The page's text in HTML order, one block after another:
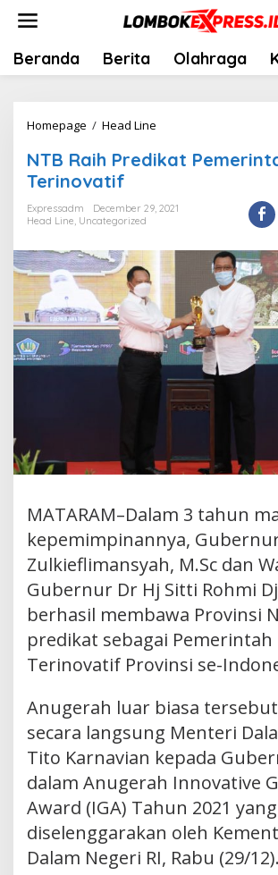
Skip
content
Beranda Berita Olahraga
Homepage / Head Line
Predikat
Daerah
NTB Raih Predikat
Terinovatif
Expressadm
December 29, 2021
Head Line, Uncategorized
MATARAM–Dalam 3 tahun
kepemimpinannya,
Zulkieflimansyah, M.Sc dan
Gubernur Dr Hj Sitti Rohmi
berhasil membawa Provinsi
predikat sebagai Pemerintah
Terinovatif Provinsi se-
Anugerah luar biasa
secara langsung Menteri
Tito Karnavian kepada
dalam Anugerah Innovative
Award (IGA) Tahun 2021 yang
diselenggarakan oleh
Dalam Negeri RI, Rabu (29/12).